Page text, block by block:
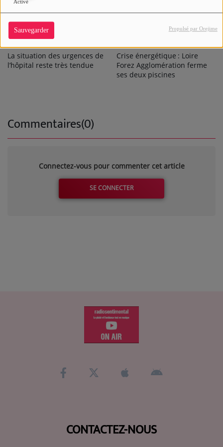
Activé
Sauvegarder Propulsé par Orejime
La situation des urgences de
l’hôpital reste très tendue
Crise énergétique : Loire
Forez Agglomération ferme
ses deux piscines
Commentaires(0)
Connectez-vous pour commenter cet article
SE CONNECTER
CONTACTEZ-NOUS